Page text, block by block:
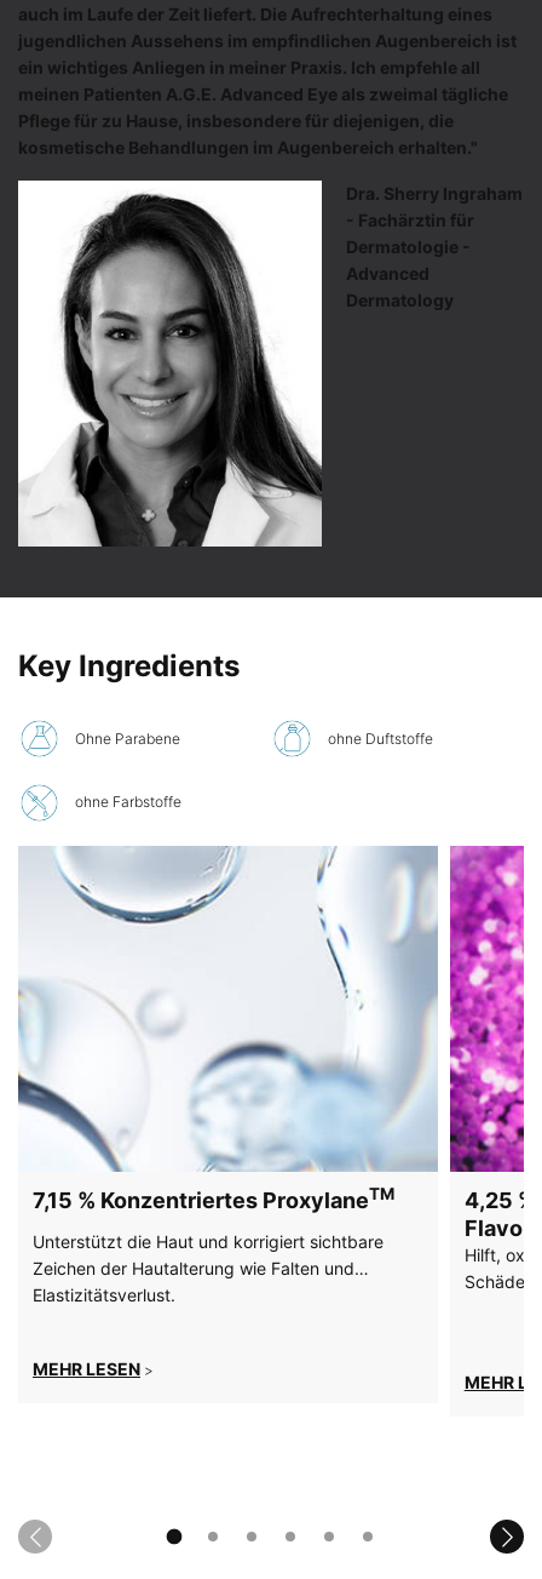
auch im Laufe der Zeit liefert. Die Aufrechterhaltung eines
jugendlichen Aussehens im empfindlichen Augenbereich ist
ein wichtiges Anliegen in meiner Praxis. Ich empfehle all
meinen Patienten A.G.E. Advanced Eye als zweimal tägliche
Pflege für zu Hause, insbesondere für diejenigen, die
kosmetische Behandlungen im Augenbereich erhalten."
Dra. Sherry Ingraham
- Fachärztin für
Dermatologie -
Advanced
Dermatology
Key Ingredients
Ohne Parabene ohne Duftstoffe
ohne Farbstoffe
7,15 % Konzentriertes ProxylaneTM
Unterstützt die Haut und korrigiert sichtbare
Zeichen der Hautalterung wie Falten und
Elastizitätsverlust.
MEHR LESEN >
4,25
Hilft,
Schäden
MEHR